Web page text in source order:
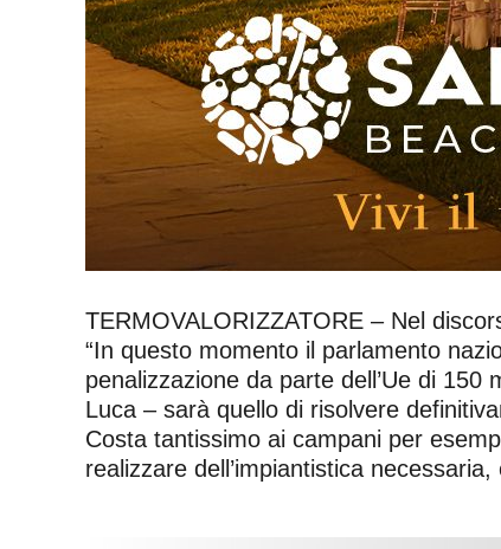
TERMOVALORIZZATORE – Nel
“In questo momento il parlamento
penalizzazione da parte dell’Ue di
Luca – sarà quello di risolvere
Costa tantissimo ai campani per
realizzare dell’impiantistica